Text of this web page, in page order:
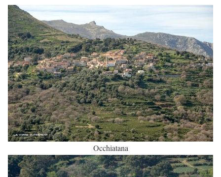
Occhiatana